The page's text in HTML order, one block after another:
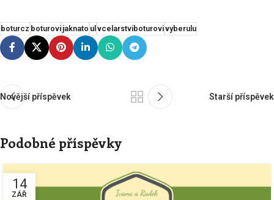
boturcz boturovijaknato ul vcelarstviboturovivyberulu
Novější příspěvek Starší příspěvek
Podobné příspěvky
14
ZÁŘ